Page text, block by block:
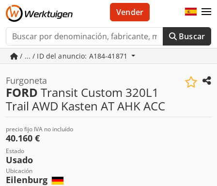
Buscar
Vender
/ ... / ID del anuncio: A184-41871
Furgoneta
FORD Transit Custom 320L1
Trail AWD Kasten AT AHK ACC
precio fijo IVA no incluído
40.160 €
Estado
Usado
Ubicación
Eilenburg